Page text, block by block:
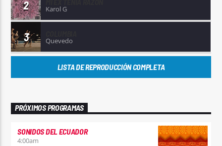
2 Karol G
3 Quevedo
LISTA DE REPRODUCCIÓN COMPLETA
PRÓXIMOS PROGRAMAS
SONIDOS DEL ECUADOR
4:00am